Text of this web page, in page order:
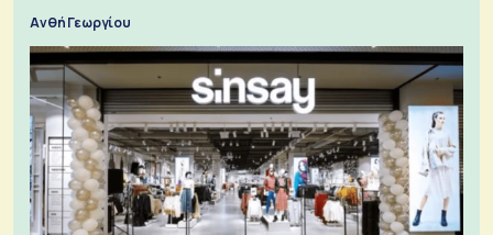
Ανθή Γεωργίου